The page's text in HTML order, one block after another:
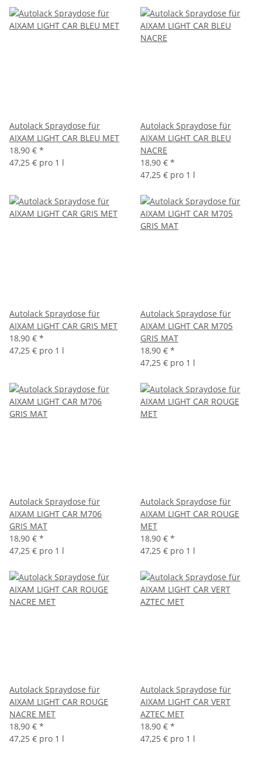
Autolack Spraydose für
AIXAM LIGHT CAR BLEU MET
18,90 € *
47,25 € pro 1 l
Autolack Spraydose für
AIXAM LIGHT CAR BLEU
NACRE
18,90 € *
47,25 € pro 1 l
Autolack Spraydose für
AIXAM LIGHT CAR GRIS MET
18,90 € *
47,25 € pro 1 l
Autolack Spraydose für
AIXAM LIGHT CAR M705
GRIS MAT
18,90 € *
47,25 € pro 1 l
Autolack Spraydose für
AIXAM LIGHT CAR M706
GRIS MAT
18,90 € *
47,25 € pro 1 l
Autolack Spraydose für
AIXAM LIGHT CAR ROUGE
MET
18,90 € *
47,25 € pro 1 l
Autolack Spraydose für
AIXAM LIGHT CAR ROUGE
NACRE MET
18,90 € *
47,25 € pro 1 l
Autolack Spraydose für
AIXAM LIGHT CAR VERT
AZTEC MET
18,90 € *
47,25 € pro 1 l